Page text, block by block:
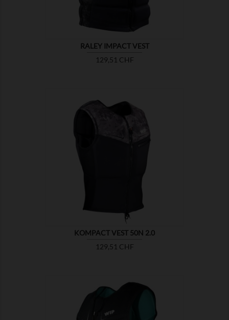
RALEY IMPACT VEST
Preis
129,51 CHF
KOMPACT VEST 50N 2.0
Preis
129,51 CHF
